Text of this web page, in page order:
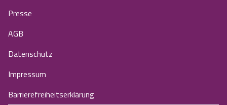
Presse
AGB
Datenschutz
Impressum
Barrierefreiheitserklärung